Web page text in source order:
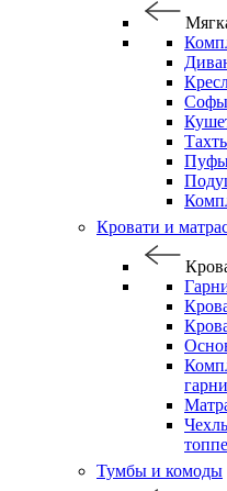
Софы
Пуфы
Кровати и
Тумбы и комоды